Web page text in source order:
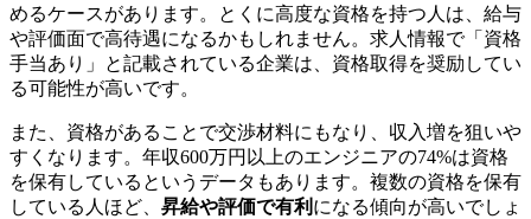
めるケースがあります。とくに高度な資格を持つ人は、給与
や評価面で高待遇になるかもしれません。求人情報で「資格
手当あり」と記載されている企業は、資格取得を奨励してい
る可能性が高いです。
また、資格があることで交渉材料にもなり、収入増を狙いや
すくなります。年収600万円以上のエンジニアの74%は資格
を保有しているというデータもあります。複数の資格を保有
している人ほど、 昇給や評価で有利 になる傾向が高いでしょ